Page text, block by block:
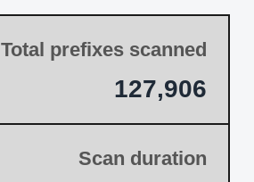
Total prefixes scanned
127,906
Scan duration